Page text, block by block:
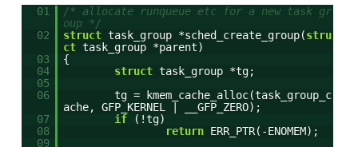
01
/* allocate runqueue etc for a new task gr
oup */
02
struct task_group *sched_create_group(stru
ct task_group *parent)
03
{
04
struct task_group *tg;
05
06
tg = kmem_cache_alloc(task_group_c
ache, GFP_KERNEL | __GFP_ZERO);
07
if
(!tg)
08
return ERR_PTR(-ENOMEM);
09